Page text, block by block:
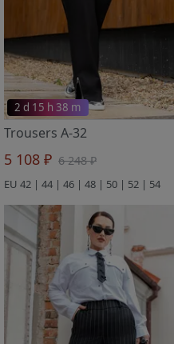
2 d 15 h 38 m
Trousers A-32
5 108 ₽ 6 248 ₽
EU 42 | 44 | 46 | 48 | 50 | 52 | 54